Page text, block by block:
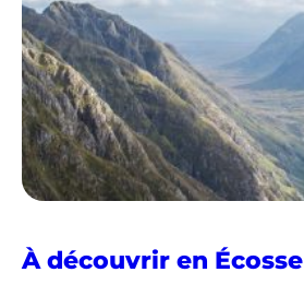
À découvrir en Écosse